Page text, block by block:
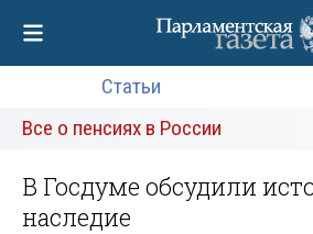
Статьи
Все о пенсиях в России
В Госдуме обсудили
наследие